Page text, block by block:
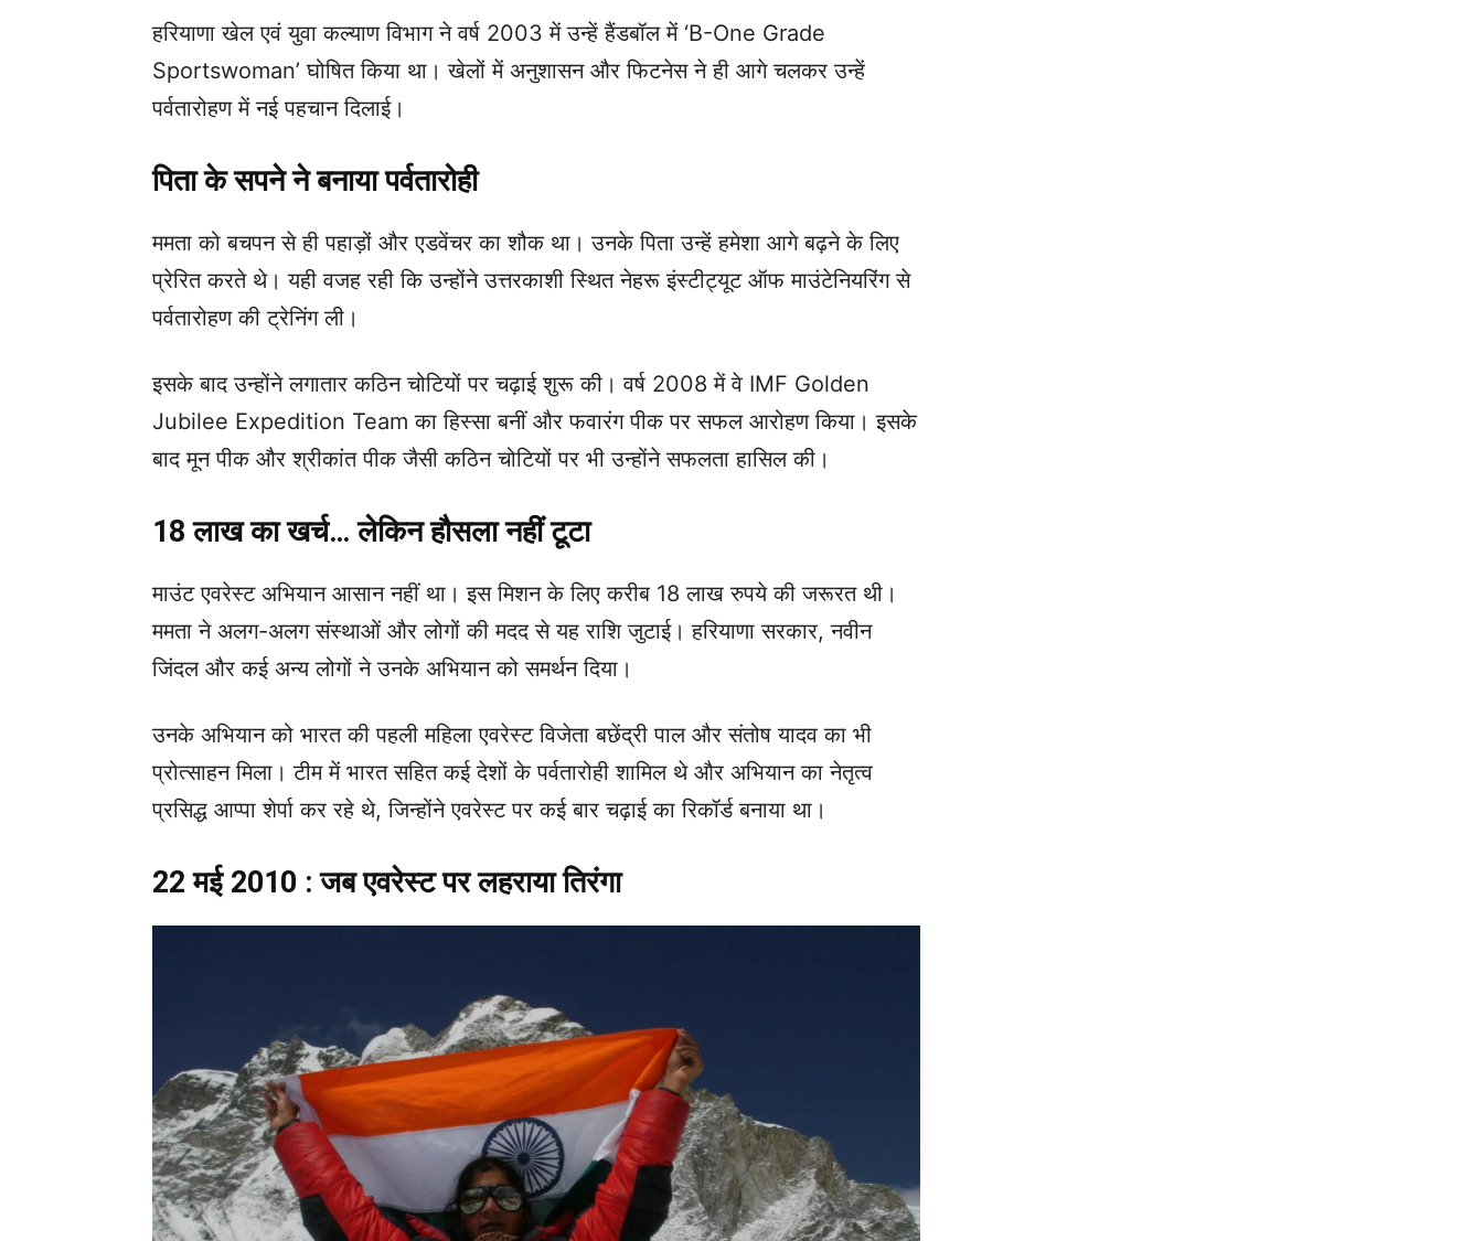
हरियाणा खेल एवं युवा कल्याण विभाग ने वर्ष 2003 में उन्हें हैंडबॉल में ‘B-One Grade
Sportswoman’ घोषित किया था। खेलों में अनुशासन और फिटनेस ने ही आगे चलकर उन्हें
पर्वतारोहण में नई पहचान दिलाई।
पिता के सपने ने बनाया पर्वतारोही
ममता को बचपन से ही पहाड़ों और एडवेंचर का शौक था। उनके पिता उन्हें हमेशा आगे बढ़ने के लिए
प्रेरित करते थे। यही वजह रही कि उन्होंने उत्तरकाशी स्थित नेहरू इंस्टीट्यूट ऑफ माउंटेनियरिंग से
पर्वतारोहण की ट्रेनिंग ली।
इसके बाद उन्होंने लगातार कठिन चोटियों पर चढ़ाई शुरू की। वर्ष 2008 में वे IMF Golden
Jubilee Expedition Team का हिस्सा बनीं और फवारंग पीक पर सफल आरोहण किया। इसके
बाद मून पीक और श्रीकांत पीक जैसी कठिन चोटियों पर भी उन्होंने सफलता हासिल की।
18 लाख का खर्च… लेकिन हौसला नहीं टूटा
माउंट एवरेस्ट अभियान आसान नहीं था। इस मिशन के लिए करीब 18 लाख रुपये की जरूरत थी।
ममता ने अलग-अलग संस्थाओं और लोगों की मदद से यह राशि जुटाई। हरियाणा सरकार, नवीन
जिंदल और कई अन्य लोगों ने उनके अभियान को समर्थन दिया।
उनके अभियान को भारत की पहली महिला एवरेस्ट विजेता बछेंद्री पाल और संतोष यादव का भी
प्रोत्साहन मिला। टीम में भारत सहित कई देशों के पर्वतारोही शामिल थे और अभियान का नेतृत्व
प्रसिद्ध आप्पा शेर्पा कर रहे थे, जिन्होंने एवरेस्ट पर कई बार चढ़ाई का रिकॉर्ड बनाया था।
22 मई 2010 : जब एवरेस्ट पर लहराया तिरंगा